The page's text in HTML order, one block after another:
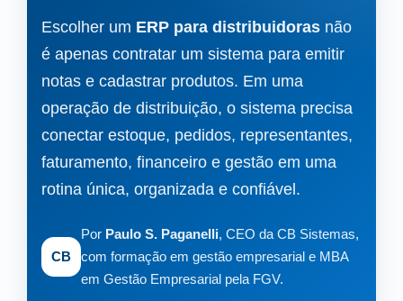
Escolher um ERP para distribuidorasnão
é apenas contratar um sistema para emitir
notas e cadastrar produtos. Em uma
operação de distribuição, o sistema precisa
conectar estoque, pedidos, representantes,
faturamento, financeiro e gestão em uma
rotina única, organizada e confiável.
CB
Por Paulo S. Paganelli, CEO da CB Sistemas,
com formação em gestão empresarial e MBA
em Gestão Empresarial pela FGV.